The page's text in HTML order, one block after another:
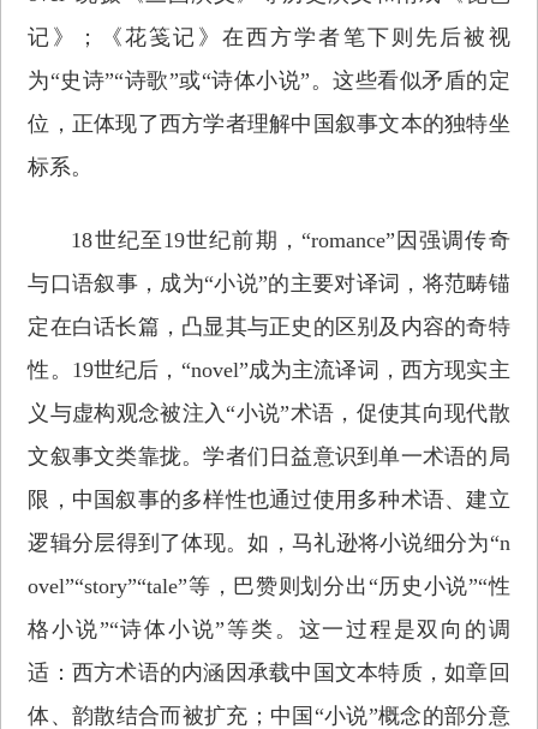
记》；《花笺记》在西方学者笔下则先后被视
为“史诗”“诗歌”或“诗体小说”。这些看似矛盾的定
位，正体现了西方学者理解中国叙事文本的独特坐
标系。
18世纪至19世纪前期，“romance”因强调传奇
与口语叙事，成为“小说”的主要对译词，将范畴锚
定在白话长篇，凸显其与正史的区别及内容的奇特
性。19世纪后，“novel”成为主流译词，西方现实主
义与虚构观念被注入“小说”术语，促使其向现代散
文叙事文类靠拢。学者们日益意识到单一术语的局
限，中国叙事的多样性也通过使用多种术语、建立
逻辑分层得到了体现。如，马礼逊将小说细分为“n
ovel”“story”“tale”等，巴赞则划分出“历史小说”“性
格小说”“诗体小说”等类。这一过程是双向的调
适：西方术语的内涵因承载中国文本特质，如章回
体、韵散结合而被扩充；中国“小说”概念的部分意